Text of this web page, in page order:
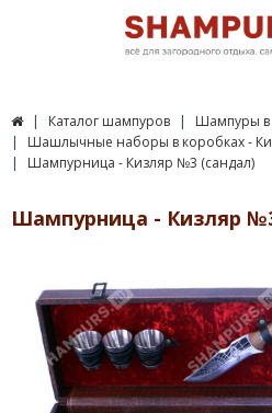
Каталог шампуров
Шампуры в
Шашлычные наборы в коробках -
Шампурница - Кизляр №3 (сандал)
Шампурница - Кизляр